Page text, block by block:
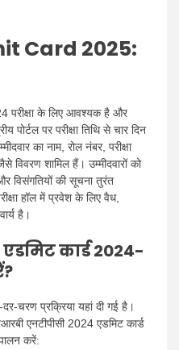
Card 2025:
परीक्षा के लिए आवश्यक है और
पोर्टल पर परीक्षा तिथि से चार दिन
का नाम, रोल नंबर, परीक्षा
विवरण शामिल हैं। उम्मीदवारों को
विसंगतियों की सूचना तुरंत
हॉल में प्रवेश के लिए वैध,
है।
कार्ड 2024-
चरण प्रक्रिया यहां दी गई है।
एनटीपीसी 2024 एडमिट कार्ड
करें: